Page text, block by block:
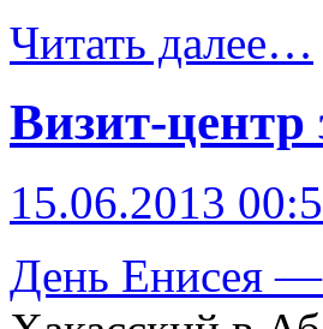
Читать далее…
Визит-центр
15.06.2013
День Енисея